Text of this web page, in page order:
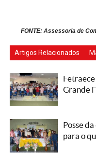
FONTE: Assessoria de
Artigos Relacionados
Grande
Posse
para o